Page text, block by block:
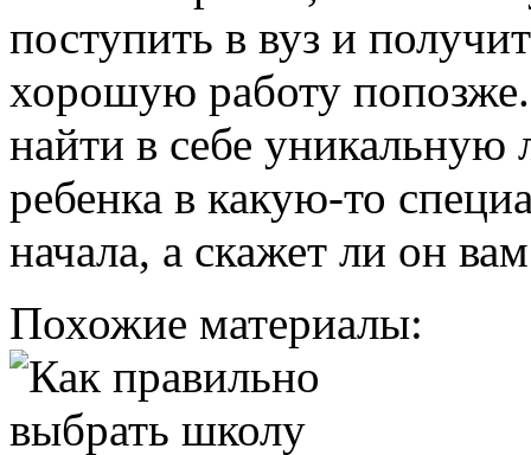
поступить в вуз и
хорошую работу
найти в себе уникальную
ребенка в какую-то
начала, а скажет ли он
Похожие материалы: